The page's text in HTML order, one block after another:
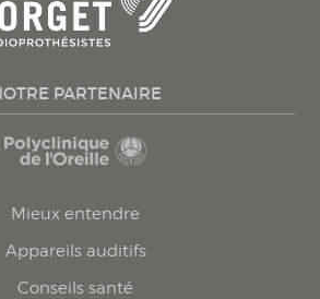
PARTENAIRE
Mieux entendre
Appareils auditifs
Conseils santé